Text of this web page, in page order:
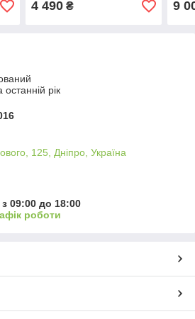
4 490₴ 9
останній рік
125, Дніпро, Україна
09:00 до 18:00
роботи